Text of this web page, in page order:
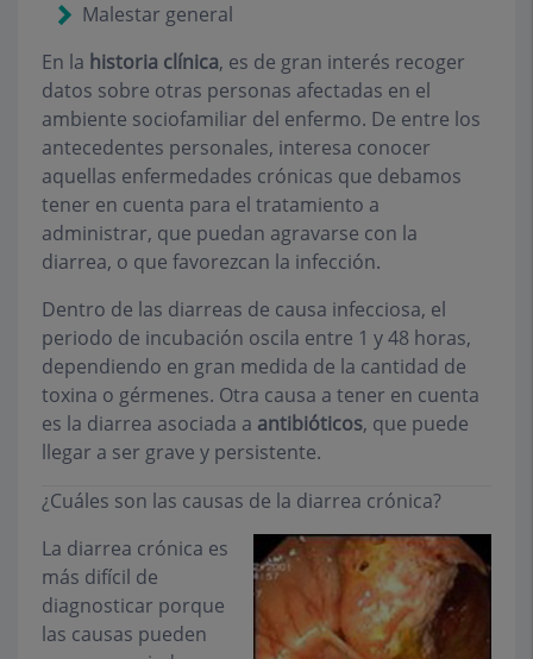
Malestar general
En la historia clínica, es de gran interés recoger
datos sobre otras personas afectadas en el
ambiente sociofamiliar del enfermo. De entre los
antecedentes personales, interesa conocer
aquellas enfermedades crónicas que debamos
tener en cuenta para el tratamiento a
administrar, que puedan agravarse con la
diarrea, o que favorezcan la infección.
Dentro de las diarreas de causa infecciosa, el
periodo de incubación oscila entre 1 y 48 horas,
dependiendo en gran medida de la cantidad de
toxina o gérmenes. Otra causa a tener en cuenta
es la diarrea asociada a antibióticos, que puede
llegar a ser grave y persistente.
¿Cuáles son las causas de la diarrea crónica?
La diarrea crónica es
más difícil de
diagnosticar porque
las causas pueden